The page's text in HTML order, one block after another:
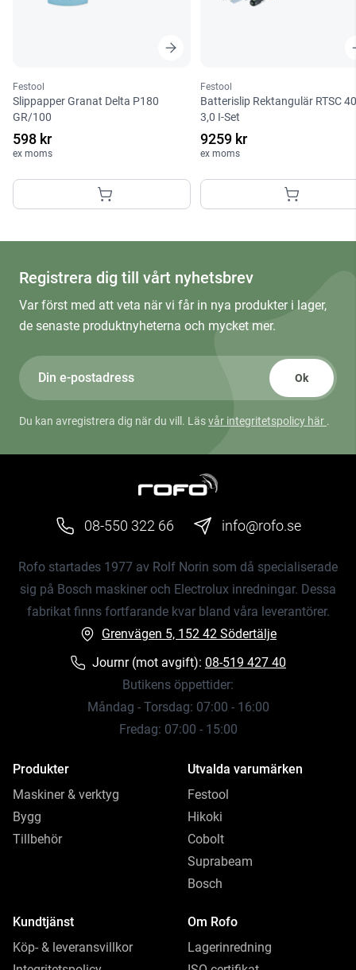
Festool
Slippapper Granat Delta P180
GR/100
598 kr
ex moms
Festool
Batterislip Rektangulär RTSC
3,0 I-Set
9259 kr
ex moms
Registrera dig till vårt nyhetsbrev
Var först med att veta när vi får in nya produkter i lager,
de senaste produktnyheterna och mycket mer.
Ok
Du kan avregistrera dig när du vill. Läsvår integritetspolicy här .
08-550 322 66 info@rofo.se
Rofo startades 1977 av Rolf Norin som då specialiserade
sig på Bosch maskiner och Electrolux inredningar. Dessa
fabrikat finns fortfarande kvar bland våra leverantörer.
Grenvägen 5, 152 42 Södertälje
Journr (mot avgift): 08-519 427 40
Butikens öppettider:
Måndag - Torsdag: 07:00 - 16:00
Fredag: 07:00 - 15:00
Produkter
Maskiner & verktyg
Bygg
Tillbehör
Utvalda varumärken
Festool
Hikoki
Cobolt
Suprabeam
Bosch
Kundtjänst
Köp- & leveransvillkor
Om Rofo
Lagerinredning